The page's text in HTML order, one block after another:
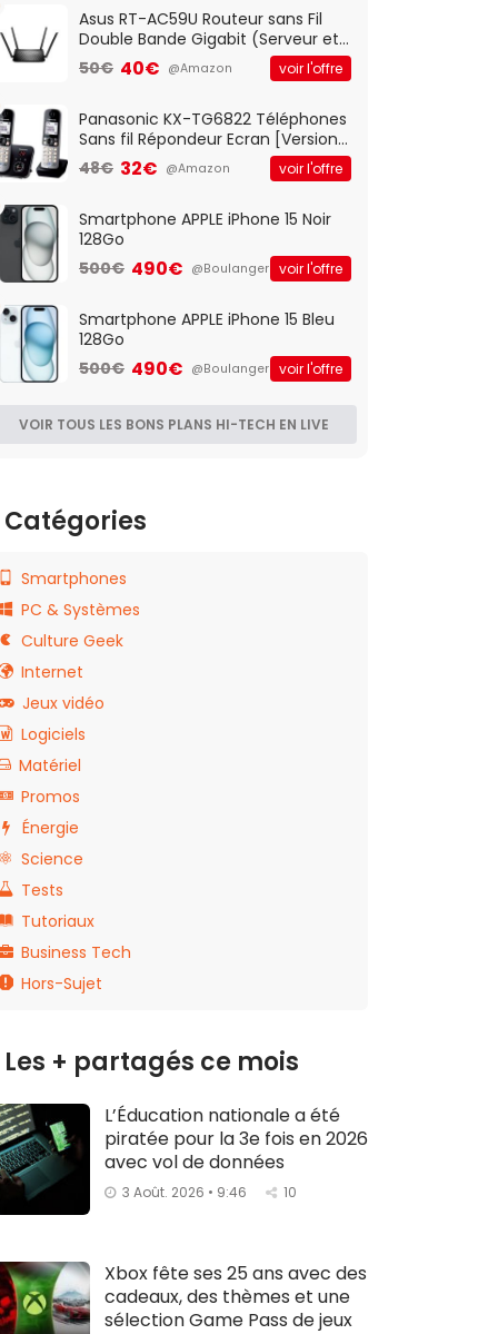
Asus RT-AC59U Routeur sans Fil
Double Bande Gigabit (Serveur et
Client VPN, Triple Vlan, Mode Point
d'accès et Bridge, contrôle
50€ 40€ @Amazon voir l'offre
Panasonic KX-TG6822 Téléphones
Sans fil Répondeur Ecran [Version
Française]
48€ 32€ @Amazon voir l'offre
Smartphone APPLE iPhone 15 Noir
128Go
500€ 490€ @Boulanger voir l'offre
Smartphone APPLE iPhone 15 Bleu
128Go
500€ 490€ @Boulanger voir l'offre
VOIR TOUS LES BONS PLANS HI-TECH EN LIVE
Catégories
Smartphones
PC & Systèmes
Culture Geek
Internet
Jeux vidéo
Logiciels
Matériel
Promos
Énergie
Science
Tests
Tutoriaux
Business Tech
Hors-Sujet
Les + partagés ce mois
L’Éducation nationale a été
piratée pour la 3e fois en 2026
avec vol de données
3 Août. 2026 • 9:46 10
Xbox fête ses 25 ans avec des
cadeaux, des thèmes et une
sélection Game Pass de jeux